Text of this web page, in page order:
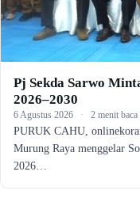
Pj Sekda Sarwo
2026–2030
6 Agustus 2026 · 2 menit baca
PURUK CAHU,
Murung Raya menggelar
2026…